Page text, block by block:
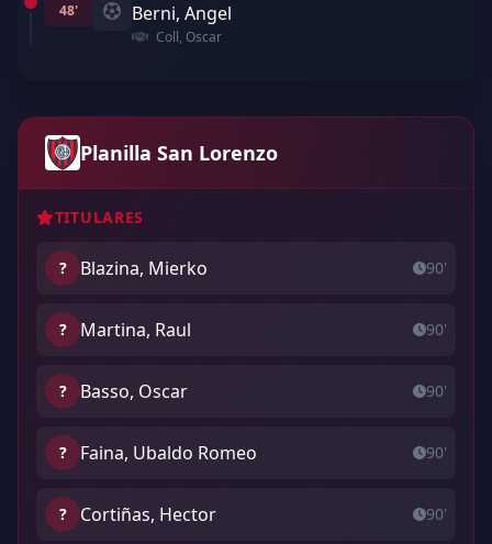
48' Berni, Angel
Coll, Oscar
Planilla San Lorenzo
TITULARES
? Blazina, Mierko 90'
? Martina, Raul 90'
? Basso, Oscar 90'
? Faina, Ubaldo Romeo 90'
? Cortiñas, Hector 90'